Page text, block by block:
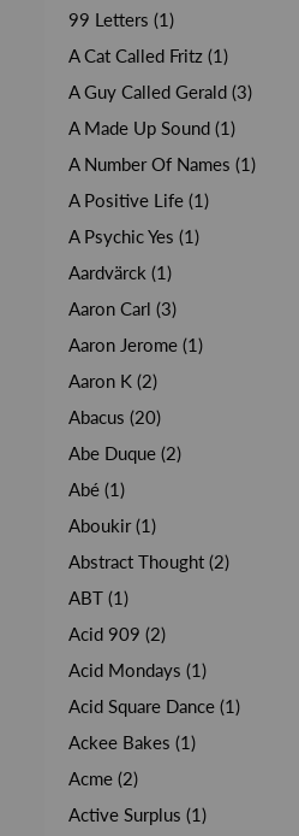
99 Letters (1)
A Cat Called Fritz (1)
A Guy Called Gerald (3)
A Made Up Sound (1)
A Number Of Names (1)
A Positive Life (1)
A Psychic Yes (1)
Aardvärck (1)
Aaron Carl (3)
Aaron Jerome (1)
Aaron K (2)
Abacus (20)
Abe Duque (2)
Abé (1)
Aboukir (1)
Abstract Thought (2)
ABT (1)
Acid 909 (2)
Acid Mondays (1)
Acid Square Dance (1)
Ackee Bakes (1)
Acme (2)
Active Surplus (1)